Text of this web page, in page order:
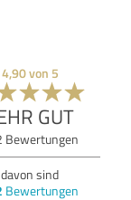
4,90von 5
GUT
Bewertungen
davon sind
Bewertungen